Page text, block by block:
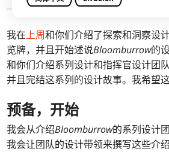
我在上周和你们介绍了探索和洞察设
览牌，并且开始述说Bloomburrow的
和你们介绍系列设计和指挥官设计团
并且完结这系列的设计故事。我希望
预备，开始
我会从介绍Bloomburrow的系列设计
我会让团队的设计带领来撰写这些介